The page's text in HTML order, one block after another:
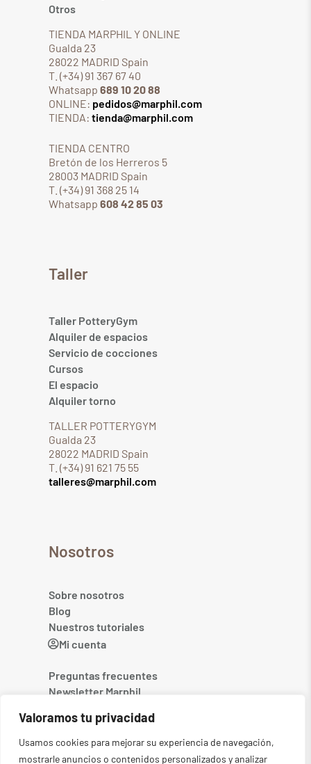
Valoramos tu privacidad
Usamos cookies para mejorar su experiencia de navegación,
mostrarle anuncios o contenidos personalizados y analizar
Otros
TIENDA MARPHIL Y ONLINE
Gualda 23
28022 MADRID Spain
T. (+34) 91 367 67 40
Whatsapp 689 10 20 88
ONLINE: pedidos@marphil.com
TIENDA: tienda@marphil.com
TIENDA CENTRO
Bretón de los Herreros 5
28003 MADRID Spain
T. (+34) 91 368 25 14
Whatsapp 608 42 85 03
Taller
Taller PotteryGym
Alquiler de espacios
Servicio de cocciones
Cursos
El espacio
Alquiler torno
TALLER POTTERYGYM
Gualda 23
28022 MADRID Spain
T. (+34) 91 621 75 55
talleres@marphil.com
Nosotros
Sobre nosotros
Blog
Nuestros tutoriales
Mi cuenta
Preguntas frecuentes
Newsletter Marphil